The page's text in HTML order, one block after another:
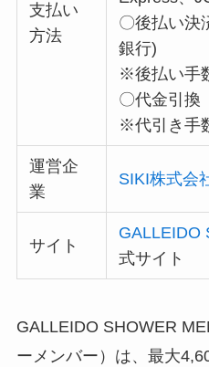
支払い
方法
〇後払い決
銀行)
※後払い手
〇代金引換
※代引き手
運営企
業
SIKI株式会
サイト
GALLEIDO
式サイト
GALLEIDO SHOWER
ーメンバー）は、最大